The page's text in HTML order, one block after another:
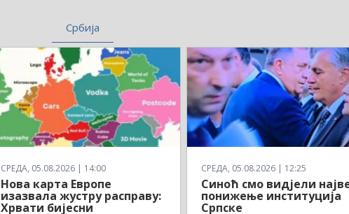
Србија
СРЕДА, 05.08.2026 | 14:00
Нова карта Европе
изазвала жустру расправу:
Хрвати бијесни
СРЕДА, 05.08.2026 | 12:25
Синоћ смо видјели
понижење институција
Српске